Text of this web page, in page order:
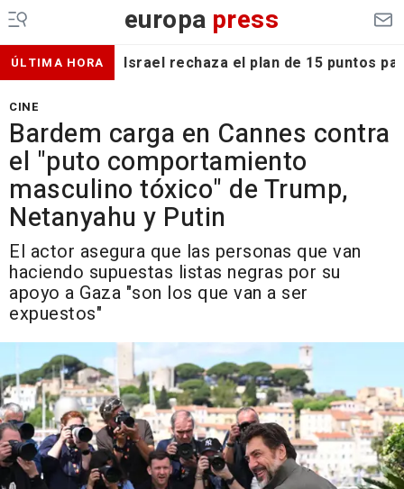
europa press
ÚLTIMA HORA Israel rechaza el plan de 15 puntos
CINE
Bardem carga en Cannes contra
el "puto comportamiento
masculino tóxico" de Trump,
Netanyahu y Putin
El actor asegura que las personas que van
haciendo supuestas listas negras por su
apoyo a Gaza "son los que van a ser
expuestos"